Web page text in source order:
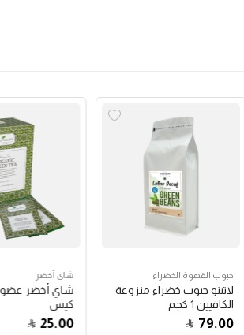
حبوب القهوة الخضراء
لاتينو حبوب خضراء منزوعة
الكافيين 1 كجم
79.00
شاي أخضر
كيس
25.00